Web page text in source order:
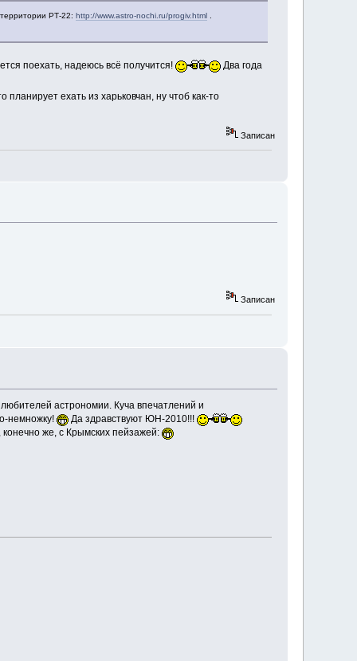
РТ-22: http://www.astro-nochi.ru/progiv.html .
поехать, надеюсь всё получится!
Два года
ехать из харьковчан, ну чтоб как-то
Записан
Записан
астрономии. Куча впечатлений и
немножку!
Да здравствуют ЮН-2010!!!
же, с Крымских пейзажей: